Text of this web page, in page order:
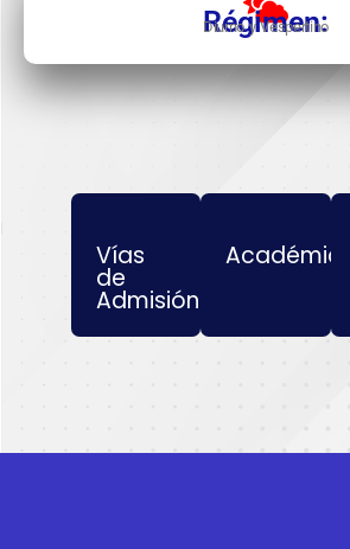
Régimen:
Diurno y Vespertino
Vías
de
Admisión